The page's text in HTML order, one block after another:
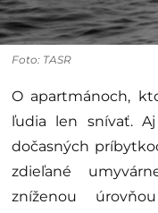
Foto: TASR
O apartmánoch,
ľudia len snívať.
dočasných
zdieľané
zníženou